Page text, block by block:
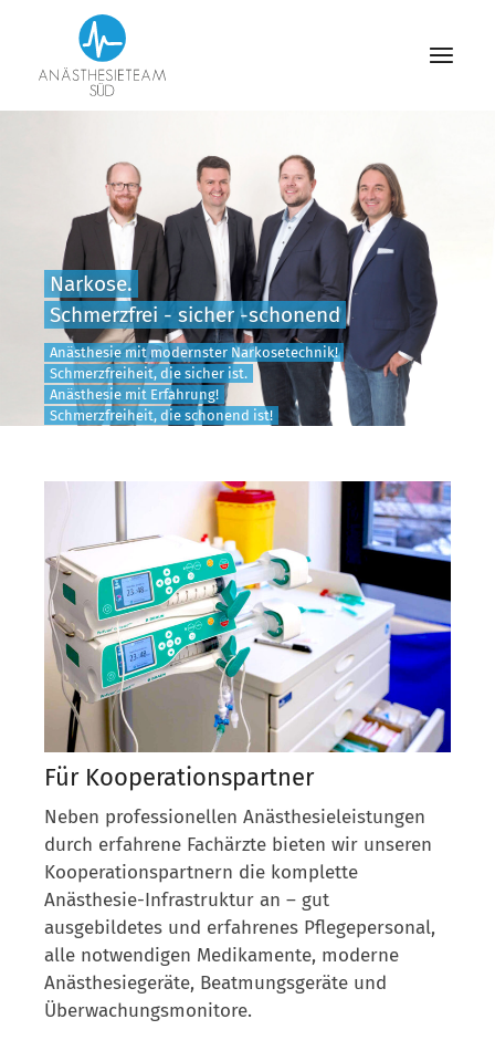
Narkose.
Schmerzfrei - sicher -schonend
Anästhesie mit modernster Narkosetechnik!
Schmerzfreiheit, die sicher ist.
Anästhesie mit Erfahrung!
Schmerzfreiheit, die schonend ist!
Für Kooperationspartner
Neben professionellen Anästhesieleistungen
durch erfahrene Fachärzte bieten wir unseren
Kooperationspartnern die komplette
Anästhesie-Infrastruktur an – gut
ausgebildetes und erfahrenes Pflegepersonal,
alle notwendigen Medikamente, moderne
Anästhesiegeräte, Beatmungsgeräte und
Überwachungsmonitore.